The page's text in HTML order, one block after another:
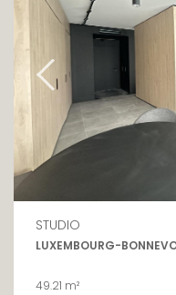
STUDIO
LUXEMBOURG-
49.21 m²